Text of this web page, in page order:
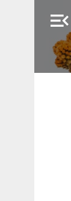
menu_open